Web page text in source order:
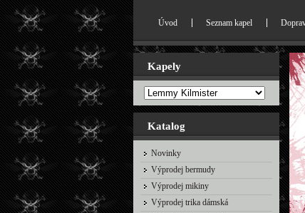
Kapely
Katalog
Novinky
Výprodej bermudy
Výprodej mikiny
Výprodej trika dámská
Úvod Seznam kapel